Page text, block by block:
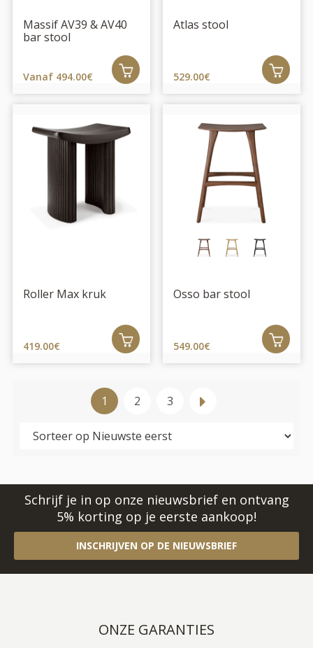
Massif AV39 & AV40
bar stool
Vanaf 494.00€
Atlas stool
529.00€
Roller Max kruk
419.00€
Osso bar stool
549.00€
1 2 3
Schrijf je in op onze nieuwsbrief en ontvang
5% korting op je eerste aankoop!
INSCHRIJVEN OP DE NIEUWSBRIEF
ONZE GARANTIES